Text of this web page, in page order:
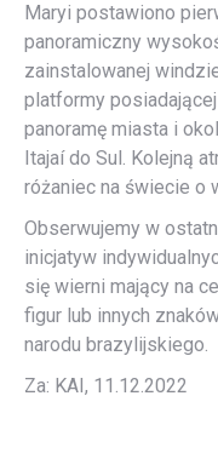
Maryi postawiono
panoramiczny
zainstalowanej
platformy
panoramę miasta i
Itajaí do Sul. Kolejną
różaniec na świecie o
Obserwujemy w
inicjatyw
się wierni mający na
figur lub innych
narodu brazylijskiego.
Za: KAI, 11.12.2022